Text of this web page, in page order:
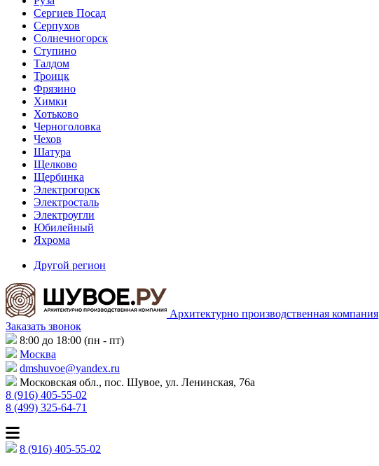
Сергиев Посад
Серпухов
Солнечногорск
Ступино
Талдом
Троицк
Фрязино
Химки
Хотьково
Черноголовка
Чехов
Шатура
Щелково
Щербинка
Электрогорск
Электросталь
Электроугли
Юбилейный
Яхрома
Другой регион
Архитектурно производственная компания
Заказать звонок
8:00 до 18:00 (пн - пт)
Москва
dmshuvoe@yandex.ru
Московская обл., пос. Шувое, ул. Ленинская, 76а
8 (916) 405-55-02
8 (499) 325-64-71
8 (916) 405-55-02